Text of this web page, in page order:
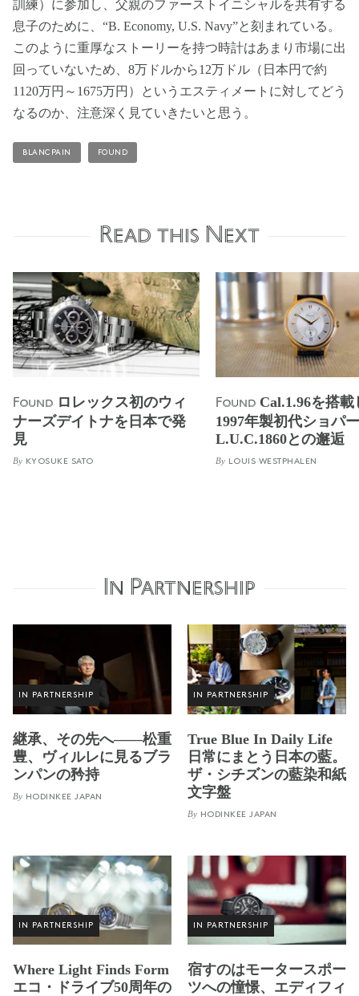
訓練）に参加し、父親のファーストイニシャルを共有する
息子のために、“B. Economy, U.S. Navy”と刻まれている。
このように重厚なストーリーを持つ時計はあまり市場に出
回っていないため、8万ドルから12万ドル（日本円で約
1120万円～1675万円）というエスティメートに対してどう
なるのか、注意深く見ていきたいと思う。
BLANCPAIN FOUND
Read this Next
Found ロレックス初のウィ
ナーズデイトナを日本で発
見
By KYOSUKE SATO
Found Cal.1.96を搭載
1997年製初代ショパ
L.U.C.1860との邂逅
By LOUIS WESTPHALEN
In Partnership
IN PARTNERSHIP
継承、その先へ——松重
豊、ヴィルレに見るブラ
ンパンの矜持
By HODINKEE JAPAN
IN PARTNERSHIP
True Blue In Daily Life
日常にまとう日本の藍。
ザ・シチズンの藍染和紙
文字盤
By HODINKEE JAPAN
IN PARTNERSHIP
Where Light Finds Form
エコ・ドライブ50周年の
IN PARTNERSHIP
宿すのはモータースポー
ツへの憧憬、エディフィ